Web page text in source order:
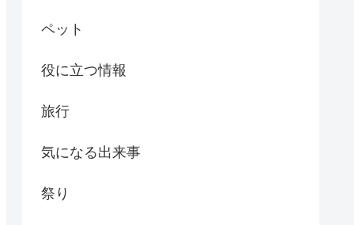
ペット
役に立つ情報
旅行
気になる出来事
祭り